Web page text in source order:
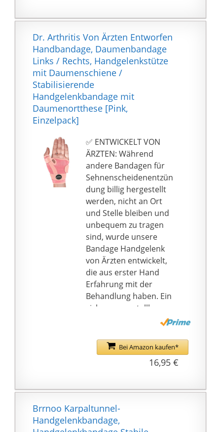
Außerdem ist diese
Daumenschiene von
UK-IPO und EUIPO
patentiert, sie ist
vertrauenswürdig!
【Effektive stabile
Unterstützung und
Linderung von
Daumenschmerzen】
unterstützt stabil die
Gelenke und Bänder
des
Daumens,immobilisiert
effektiv die Daumen-
und
Handgelenksgelenke
und bietet gleichzeitig
einstellbaren Druck.Es
kann unter anderem
bei
Daumenbandzerrunge
n,Weichteilverletzungen
des Daumens,
Sehnenentzündungen
werden.Besonders für
diejenigen,die
regelmäßig Sport
Spielekonsolen
Schmerzen effektiv
lindern.
Dr. Arthritis Von Ärzten Entworfen
Handbandage, Daumenbandage
Links / Rechts, Handgelenkstütze
mit Daumenschiene /
Stabilisierende
Handgelenkbandage mit
Daumenortthese [Pink,
Einzelpack]
✅ ENTWICKELT VON
ÄRZTEN: Während
andere Bandagen für
Sehnenscheidenentzün
dung billig hergestellt
werden, nicht an Ort
und Stelle bleiben und
unbequem zu tragen
sind, wurde unsere
Bandage Handgelenk
von Ärzten entwickelt,
die aus erster Hand
Erfahrung mit der
Behandlung haben. Ein
sicheres, verstellbares
sorgten für eine
superbequeme,
rutschfeste Bandage,
Daumens stabilisiert
und einschränkt und
gleichzeitig ausreichend
Halt bietet.
Bei Amazon kaufen*
16,95 €
Brrnoo Karpaltunnel-
Handgelenkbandage,